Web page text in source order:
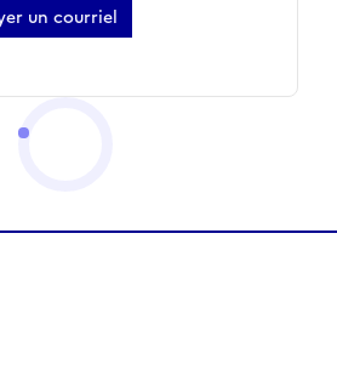
un courriel